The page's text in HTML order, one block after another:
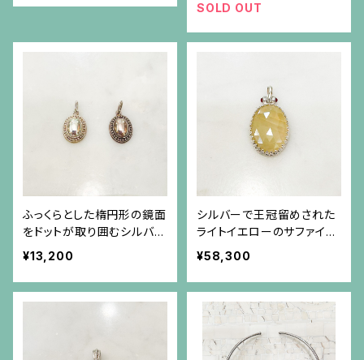
SOLD OUT
ふっくらとした楕円形の鏡面
をドットが取り囲むシルバ
ー・ピンクシルバーチャーム
¥13,200
シルバーで王冠留めされた
ライトイエローのサファイア
（15.58ct）にルビーのペンダ
ント(チェーン別）
¥58,300